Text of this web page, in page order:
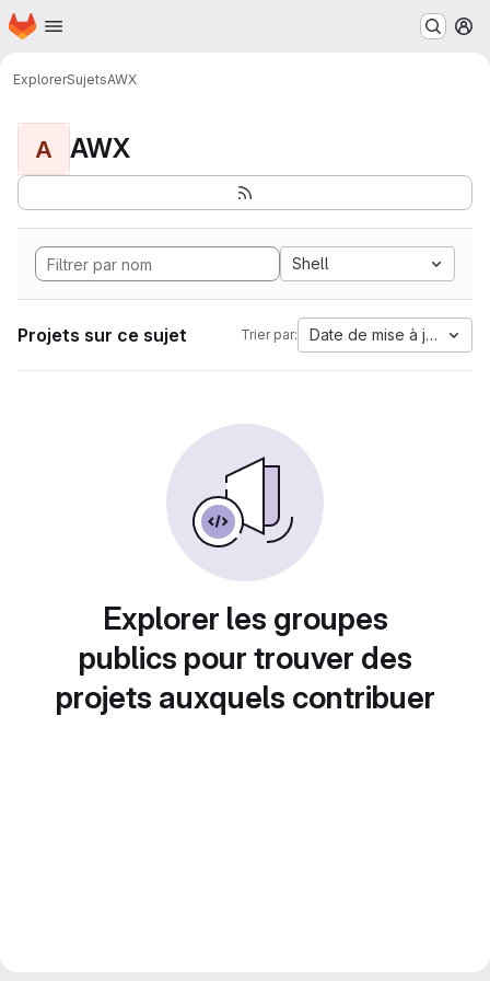
Passer au contenu principal
Page d'accueil
ExplorerSujetsAWX
A AWX
Shell
Projets sur ce sujet Trier par: Date de mise à jour
Explorer les groupes
publics pour trouver des
projets auxquels contribuer